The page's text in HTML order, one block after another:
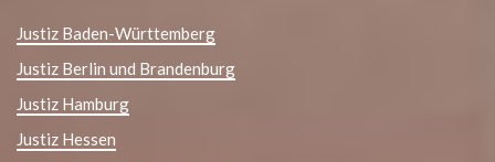
Justiz Baden-Württemberg
Justiz Berlin und Brandenburg
Justiz Hamburg
Justiz Hessen